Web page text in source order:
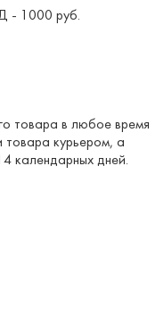
- 1000 руб.
товара в любое время
товара курьером, а
календарных дней.